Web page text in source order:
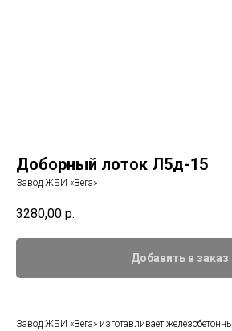
Доборный лоток Л5д-15
Завод ЖБИ «Вега»
3280,00 р.
Добавить в заказ
Завод ЖБИ «Вега» изготавливает